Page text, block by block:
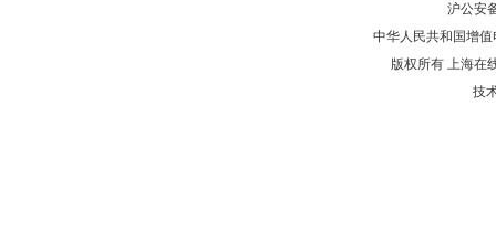
沪公安
中华人民共和国增
版权所有 上海在
技